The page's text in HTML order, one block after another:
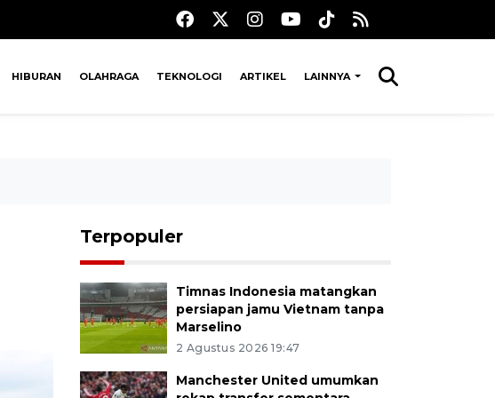
HIBURAN OLAHRAGA TEKNOLOGI ARTIKEL LAINNYA
Terpopuler
Timnas Indonesia matangkan
persiapan jamu Vietnam tanpa
Marselino
2 Agustus 2026 19:47
Manchester United umumkan